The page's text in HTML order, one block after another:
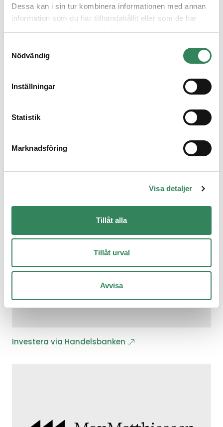
Dessa kan i sin tur kombinera informationen med annan
information som du har tillhandahållit eller som de har
Nödvändig
Inställningar
Statistik
Marknadsföring
Visa detaljer
Tillåt alla
Tillåt urval
Avvisa
Investera via Nordnet
Investera via Fondab
Investera via Handelsbanken